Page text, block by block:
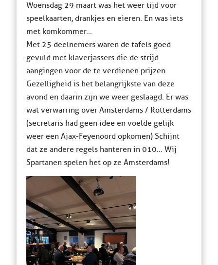
Woensdag 29 maart was het weer tijd voor
speelkaarten, drankjes en eieren. En was iets
met komkommer…
Met 25 deelnemers waren de tafels goed
gevuld met klaverjassers die de strijd
aangingen voor de te verdienen prijzen.
Gezelligheid is het belangrijkste van deze
avond en daarin zijn we weer geslaagd. Er was
wat verwarring over Amsterdams / Rotterdams
(secretaris had geen idee en voelde gelijk
weer een Ajax-Feyenoord opkomen) Schijnt
dat ze andere regels hanteren in 010… Wij
Spartanen spelen het op ze Amsterdams!